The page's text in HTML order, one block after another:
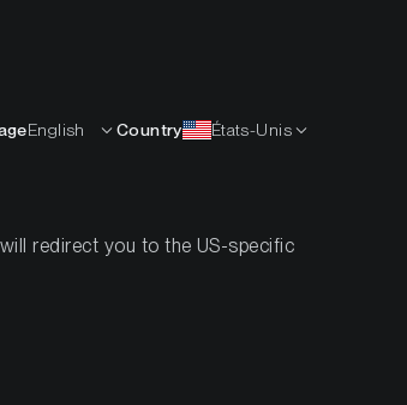
English Country États-Unis
redirect you to the US-specific